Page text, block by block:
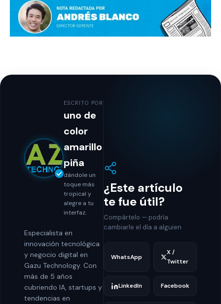
ESCRITO POR
uno de
color
amarillo
piña
dándole un
toque más
tropical y
alegre a tu
interfaz.
Especialista en
innovación tecnológica
y negocio digital en
Gazu Technology. Con
más de 5 años
cubriendo IA, startups y
tendencias en
¿Este artículo
te fue útil?
Compártelo — podría
cambiarle el día a alguien
WhatsApp
X /
Twitter
LinkedIn Facebook